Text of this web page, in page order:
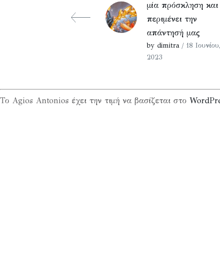
μία πρόσκληση και
περιμένει την
απάντησή μας
by dimitra / 18
2023
Το Agios Antonios έχει την τιμή να βασίζεται στο